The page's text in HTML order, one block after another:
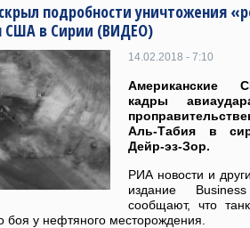
подробности уничтожения
США в Сирии (ВИДЕО)
14.02.2018 - 7:10
Американские
кадры
Аль-Табия в
Дейр-эз-Зор.
РИА новости и
издание
сообщают, что
боя у нефтяного месторождения.